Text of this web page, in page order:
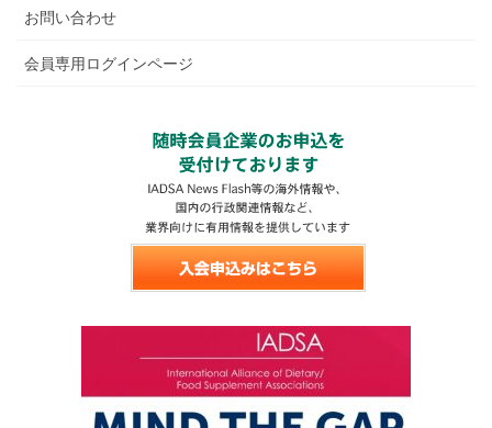
お問い合わせ
会員専用ログインページ